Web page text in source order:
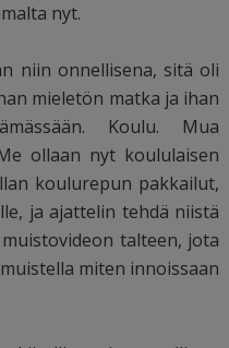
nyt.
niin onnellisena, sitä oli
mieletön matka ja ihan
Koulu. Mua
ollaan nyt koululaisen
koulurepun pakkailut,
ja ajattelin tehdä niistä
talteen, jota
miten innoissaan